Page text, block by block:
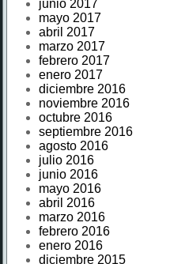
junio 2017
mayo 2017
abril 2017
marzo 2017
febrero 2017
enero 2017
diciembre 2016
noviembre 2016
octubre 2016
septiembre 2016
agosto 2016
julio 2016
junio 2016
mayo 2016
abril 2016
marzo 2016
febrero 2016
enero 2016
diciembre 2015